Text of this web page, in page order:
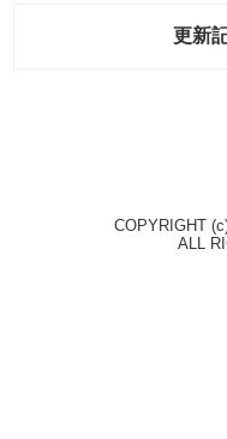
更新
COPYRIGHT
ALL